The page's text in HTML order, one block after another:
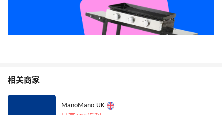
相关商家
ManoMano UK